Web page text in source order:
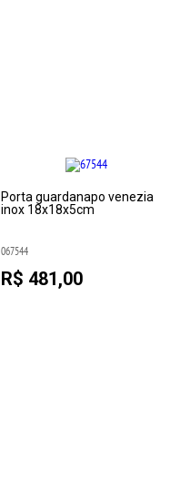
Porta guardanapo venezia
inox 18x18x5cm
067544
R$ 481,00